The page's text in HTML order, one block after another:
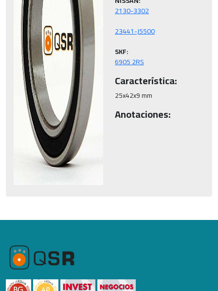
SKF:
6905 2RS
Característica:
25x42x9 mm
Anotaciones: